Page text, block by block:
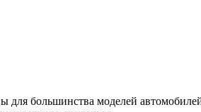
большинства моделей